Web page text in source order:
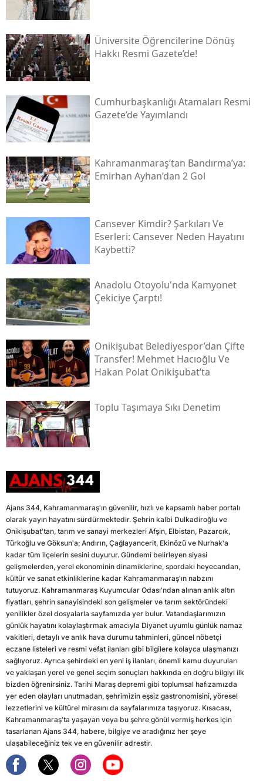
Üniversite Öğrencilerine Dönüş
Hakkı Resmi Gazete’de!
Cumhurbaşkanlığı Atamaları Resmi
Gazete’de Yayımlandı
Kahramanmaraş’tan Bandırma’ya:
Emirhan Ayhan’dan 2 Gol
Cansever Kimdir? Şarkıları Ve
Eserleri: Cansever Neden Hayatını
Kaybetti?
Anadolu Otoyolu'nda Kamyonet
Çekiciye Çarptı!
Onikişubat Belediyespor’dan Çifte
Transfer! Mehmet Hacıoğlu Ve
Hakan Polat Onikişubat’ta
Toplu Taşımaya Sıkı Denetim
Ajans 344, Kahramanmaraş'ın güvenilir, hızlı ve kapsamlı haber portalı
olarak yayın hayatını sürdürmektedir. Şehrin kalbi Dulkadiroğlu ve
Onikişubat'tan, tarım ve sanayi merkezleri Afşin, Elbistan, Pazarcık,
Türkoğlu ve Göksun'a; Andırın, Çağlayancerit, Ekinözü ve Nurhak'a
kadar tüm ilçelerin sesini duyurur. Gündemi belirleyen siyasi
gelişmelerden, yerel ekonominin dinamiklerine, spordaki heyecandan,
kültür ve sanat etkinliklerine kadar Kahramanmaraş'ın nabzını
tutuyoruz. Kahramanmaraş Kuyumcular Odası'ndan alınan anlık altın
fiyatları, şehrin sanayisindeki son gelişmeler ve tarım sektöründeki
yenilikler özel dosyalarla sayfamızda yer bulur. Vatandaşlarımızın
günlük hayatını kolaylaştırmak amacıyla Diyanet uyumlu günlük namaz
vakitleri, detaylı ve anlık hava durumu tahminleri, güncel nöbetçi
eczane listeleri ve resmi vefat ilanları gibi bilgilere kolayca ulaşmanızı
sağlıyoruz. Ayrıca şehirdeki en yeni iş ilanları, önemli kamu duyuruları
ve yaklaşan yerel ve genel seçim sonuçları hakkında en doğru bilgiyi ilk
bizden öğrenirsiniz. Tarihi Maraş depremi gibi toplumsal hafızamızda
yer eden olayları unutmadan, şehrimizin eşsiz gastronomisini, yöresel
lezzetlerini ve kültürel mirasını da sayfalarımıza taşıyoruz. Kısacası,
Kahramanmaraş'ta yaşayan veya bu şehre gönül vermiş herkes için
tasarlanan Ajans 344, habere, bilgiye ve aradığınız her şeye
ulaşabileceğiniz tek ve en güvenilir adrestir.